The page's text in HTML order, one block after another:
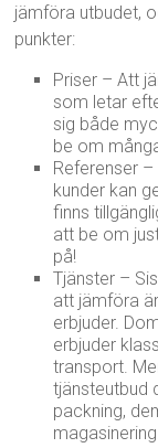
jämföra utbudet,
punkter:
Priser – Att
som letar
sig både
be om
Referenser
kunder kan
finns
att be om
på!
Tjänster –
att jämföra
erbjuder.
erbjuder
transport.
tjänsteutbud
packning,